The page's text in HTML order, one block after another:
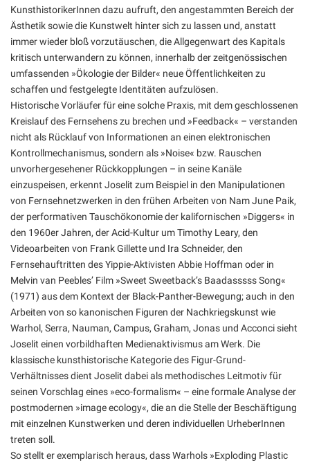
KunsthistorikerInnen dazu aufruft, den angestammten Bereich der
Ästhetik sowie die Kunstwelt hinter sich zu lassen und, anstatt
immer wieder bloß vorzutäuschen, die Allgegenwart des Kapitals
kritisch unterwandern zu können, innerhalb der zeitgenössischen
umfassenden »Ökologie der Bilder« neue Öffentlichkeiten zu
schaffen und festgelegte Identitäten aufzulösen.
Historische Vorläufer für eine solche Praxis, mit dem geschlossenen
Kreislauf des Fernsehens zu brechen und »Feedback« – verstanden
nicht als Rücklauf von Informationen an einen elektronischen
Kontrollmechanismus, sondern als »Noise« bzw. Rauschen
unvorhergesehener Rückkopplungen – in seine Kanäle
einzuspeisen, erkennt Joselit zum Beispiel in den Manipulationen
von Fernsehnetzwerken in den frühen Arbeiten von Nam June Paik,
der performativen Tauschökonomie der kalifornischen »Diggers« in
den 1960er Jahren, der Acid-Kultur um Timothy Leary, den
Videoarbeiten von Frank Gillette und Ira Schneider, den
Fernsehauftritten des Yippie-Aktivisten Abbie Hoffman oder in
Melvin van Peebles’ Film »Sweet Sweetback’s Baadasssss Song«
(1971) aus dem Kontext der Black-Panther-Bewegung; auch in den
Arbeiten von so kanonischen Figuren der Nachkriegskunst wie
Warhol, Serra, Nauman, Campus, Graham, Jonas und Acconci sieht
Joselit einen vorbildhaften Medienaktivismus am Werk. Die
klassische kunsthistorische Kategorie des Figur-Grund-
Verhältnisses dient Joselit dabei als methodisches Leitmotiv für
seinen Vorschlag eines »eco-formalism« – eine formale Analyse der
postmodernen »image ecology«, die an die Stelle der Beschäftigung
mit einzelnen Kunstwerken und deren individuellen UrheberInnen
treten soll.
So stellt er exemplarisch heraus, dass Warhols »Exploding Plastic